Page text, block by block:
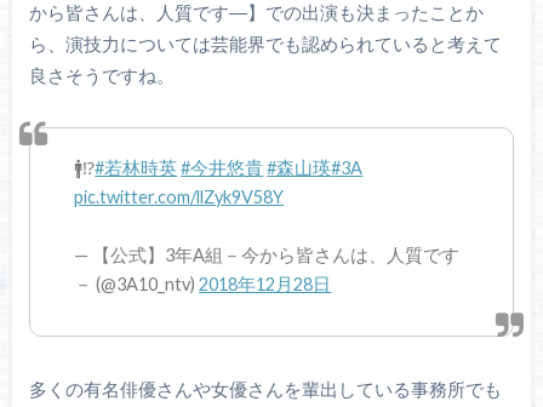
から皆さんは、人質です―】での出演も決まったことか
ら、演技力については芸能界でも認められていると考えて
良さそうですね。
🚹⁉️#若林時英#今井悠貴#森山瑛#3A
pic.twitter.com/llZyk9V58Y
— 【公式】3年A組－今から皆さんは、人質です
－ (@3A10_ntv)2018年12月28日
多くの有名俳優さんや女優さんを輩出している事務所でも